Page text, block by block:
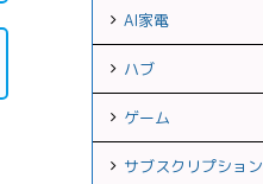
AI家電
ハブ
ゲーム
サブスクリプション